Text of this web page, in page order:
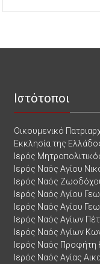
Ιστότοποι
Οικουμενικό
Εκκλησία της
Ιερός
Ιερός Ναός Αγίου
Ιερός Ναός
Ιερός Ναός Αγίου
Ιερός Ναός Αγίου
Ιερός Ναός Αγίων
Ιερός Ναός Αγίων
Ιερός Ναός Προφήτη
Ιερός Ναός Αγίας